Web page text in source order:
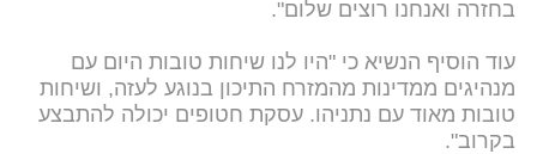
בחזרה ואנחנו רוצים שלום".
עוד הוסיף הנשיא כי "היו לנו שיחות טובות היום עם
מנהיגים ממדינות מהמזרח התיכון בנוגע לעזה, ושיחות
טובות מאוד עם נתניהו. עסקת חטופים יכולה להתבצע
בקרוב".